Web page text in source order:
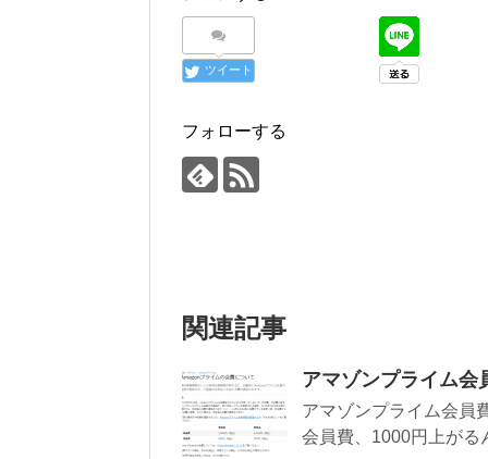
ツイート
フォローする
関連記事
アマゾンプライム会
アマゾンプライム会員
会員費、1000円上がる